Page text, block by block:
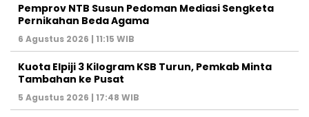
Pemprov NTB Susun Pedoman Mediasi Sengketa
Pernikahan Beda Agama
6 Agustus 2026 | 11:15 WIB
Kuota Elpiji 3 Kilogram KSB Turun, Pemkab Minta
Tambahan ke Pusat
5 Agustus 2026 | 17:48 WIB